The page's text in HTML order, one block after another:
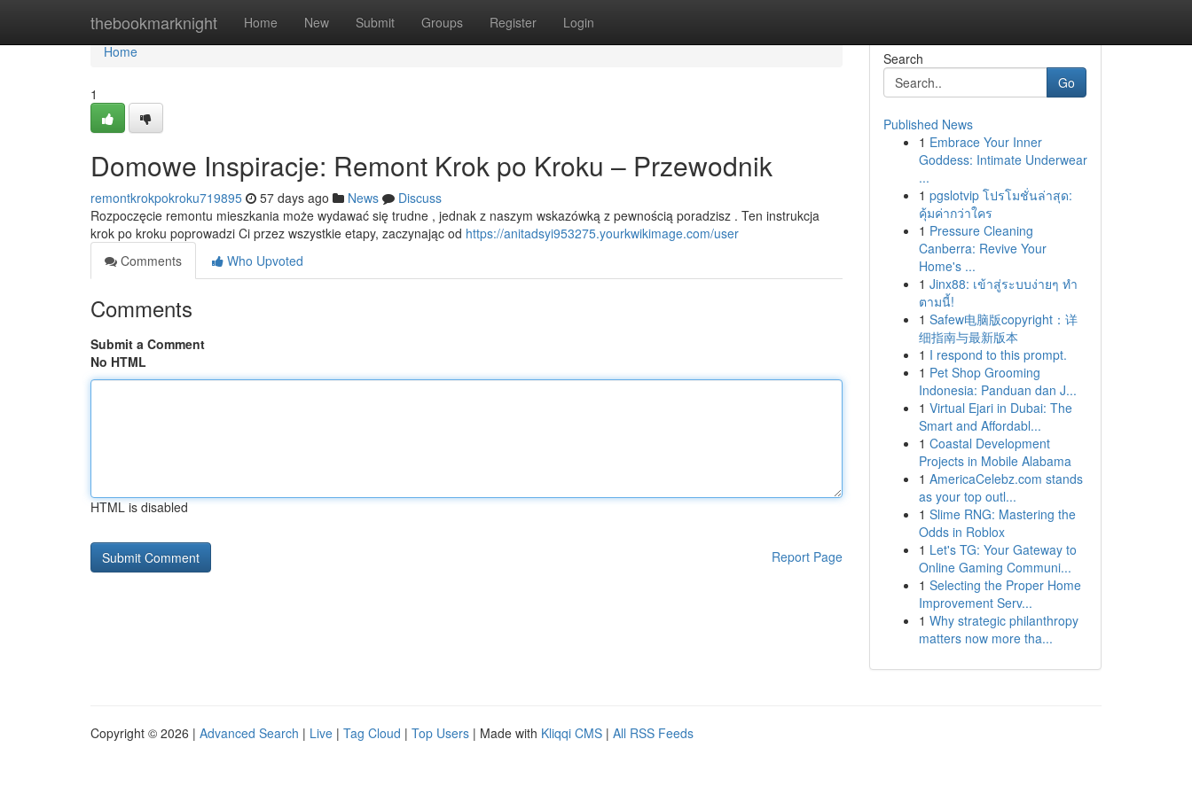
thebookmarknight Home New Submit Groups Register Login
Home
Home
1
Domowe Inspiracje: Remont Krok po Kroku – Przewodnik
remontkrokpokroku719895 57 days ago News
Discuss
Rozpoczęcie remontu mieszkania może wydawać się trudne , jednak z naszym wskazówką z pewnością poradzisz . Ten instrukcja
krok po kroku poprowadzi Ci przez wszystkie etapy, zaczynając od https://anitadsyi953275.yourkwikimage.com/user
Comments
Who Upvoted
Comments
Submit a Comment
No HTML
HTML is disabled
Report Page
Search
Go
Published News
1 Embrace Your Inner
Goddess: Intimate Underwear
...
1 pgslotvip โปรโมชั่นล่าสุด:
คุ้มค่ากว่าใคร
1 Pressure Cleaning
Canberra: Revive Your
Home's ...
1 Jinx88: เข้าสู่ระบบง่ายๆ ทำ
ตามนี้!
1 Safew电脑版copyright：详
细指南与最新版本
1 I respond to this prompt.
1 Pet Shop Grooming
Indonesia: Panduan dan J...
1 Virtual Ejari in Dubai: The
Smart and Affordabl...
1 Coastal Development
Projects in Mobile Alabama
1 AmericaCelebz.com stands
as your top outl...
1 Slime RNG: Mastering the
Odds in Roblox
1 Let's TG: Your Gateway to
Online Gaming Communi...
1 Selecting the Proper Home
Improvement Serv...
1 Why strategic philanthropy
matters now more tha...
Copyright © 2026 | Advanced Search | Live | Tag Cloud | Top Users | Made with Kliqqi CMS | All RSS Feeds